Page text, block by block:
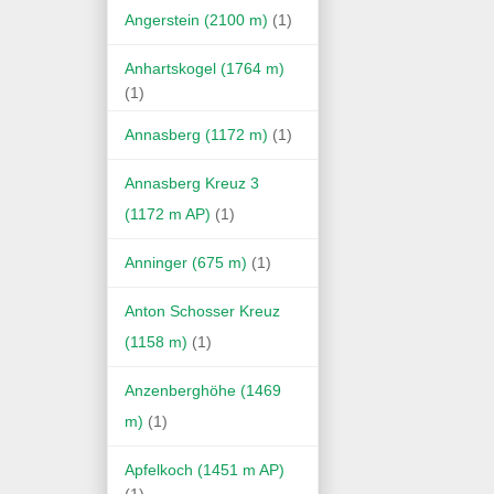
Angerstein (2100 m) (1)
Anhartskogel (1764 m)
(1)
Annasberg (1172 m) (1)
Annasberg Kreuz 3
(1172 m AP) (1)
Anninger (675 m) (1)
Anton Schosser Kreuz
(1158 m) (1)
Anzenberghöhe (1469
m) (1)
Apfelkoch (1451 m AP)